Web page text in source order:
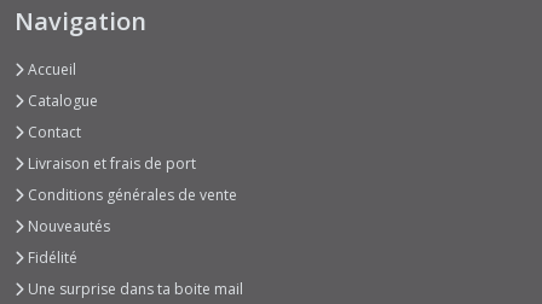
Navigation
Accueil
Catalogue
Contact
Livraison et frais de port
Conditions générales de vente
Nouveautés
Fidélité
Une surprise dans ta boite mail